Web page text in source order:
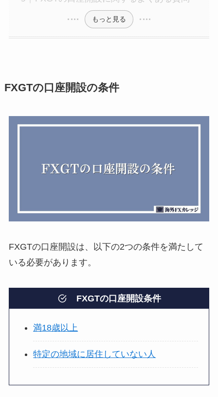
もっと見る
FXGTの口座開設の条件
FXGTの口座開設は、以下の2つの条件を満たして
いる必要があります。
FXGTの口座開設条件
満18歳以上
特定の地域に居住していない人